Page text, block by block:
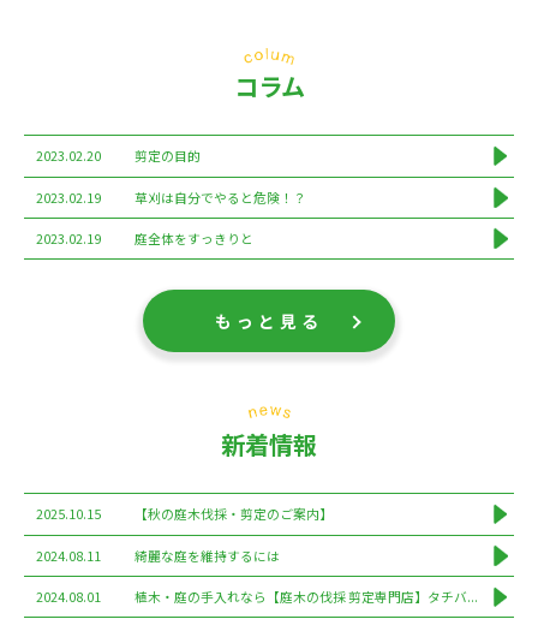
コラム
2023.02.20 剪定の目的
2023.02.19 草刈は自分でやると危険！？
2023.02.19 庭全体をすっきりと
もっと見る
新着情報
2025.10.15 【秋の庭木伐採・剪定のご案内】
2024.08.11 綺麗な庭を維持するには
2024.08.01 植木・庭の手入れなら【庭木の伐採 剪定専門店】タチバ...